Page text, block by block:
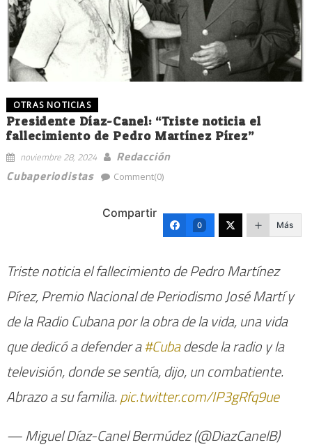
OTRAS NOTICIAS
Presidente Díaz-Canel: “Triste noticia el
fallecimiento de Pedro Martínez Pírez”
noviembre 28, 2024
Redacción
Cubaperiodistas
Comment(0)
Compartir
0 Más
Triste noticia el fallecimiento de Pedro Martínez
Pírez, Premio Nacional de Periodismo José Martí y
de la Radio Cubana por la obra de la vida, una vida
que dedicó a defender a#Cubadesde la radio y la
televisión, donde se sentía, dijo, un combatiente.
Abrazo a su familia.pic.twitter.com/IP3gRfq9ue
— Miguel Díaz-Canel Bermúdez (@DiazCanelB)